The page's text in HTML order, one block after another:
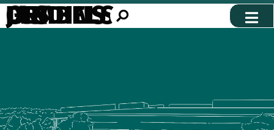
LES JARDINS DE GRABELS
le